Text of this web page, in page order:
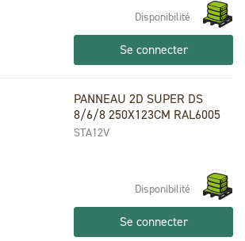
Disponibilité
Se connecter
PANNEAU 2D SUPER DS
8/6/8 250X123CM RAL6005
STA12V
Disponibilité
Se connecter